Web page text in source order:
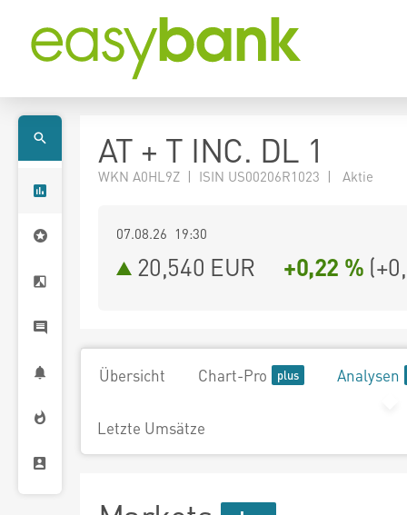
AT + T INC. DL 1
WKN A0HL9Z | ISIN US00206R1023 | Aktie
07.08.26 19:30
20,540 EUR +0,22 % (
Übersicht Chart-Pro Analysen
Letzte Umsätze